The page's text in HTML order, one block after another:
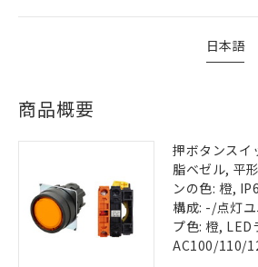
日本語
商品概要
押ボタンスイ
脂ベゼル, 平
ンの色: 橙,
構成: -/点灯
プ色: 橙, LED
AC100/110/